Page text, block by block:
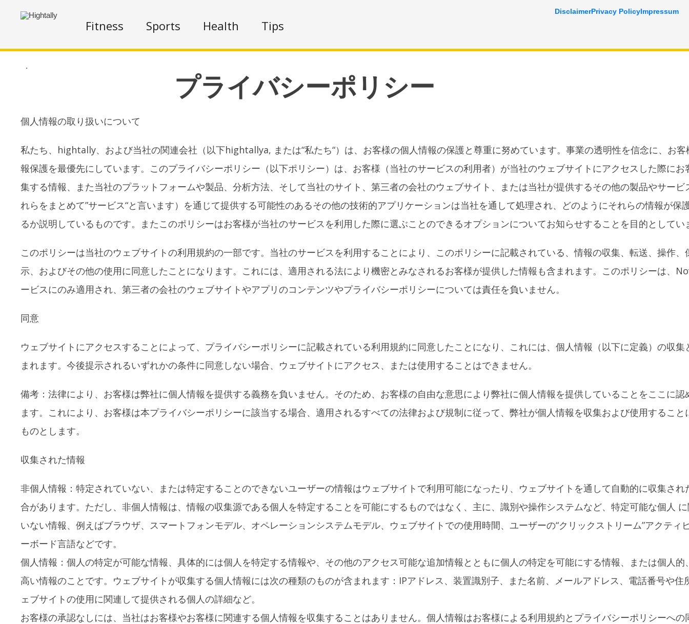
Fitness Sports Health Tips
.
プライバシーポリシー
個人情報の取り扱いについて
私たち、hightally、および当社の関連会社（以下hightallya, または“私たち“）は、お客様の個人情報の保護と尊重に努めています。事業の透明性を信念に、お客
報保護を最優先にしています。このプライバシーポリシー（以下ポリシー）は、お客様（当社のサービスの利用者）が当社のウェブサイトにアクセスした際にお
集する情報、また当社のプラットフォームや製品、分析方法、そして当社のサイト、第三者の会社のウェブサイト、または当社が提供するその他の製品やサービ
れらをまとめて”サービス“と言います）を通じて提供する可能性のあるその他の技術的アプリケーションは当社を通して処理され、どのようにそれらの情報が保
るか説明しているものです。またこのポリシーはお客様が当社のサービスを利用した際に選ぶことのできるオプションについてお知らせすることを目的としてい
このポリシーは当社のウェブサイトの利用規約の一部です。当社のサービスを利用することにより、このポリシーに記載されている、情報の収集、転送、操作、
示、およびその他の使用に同意したことになります。これには、適用される法により機密とみなされるお客様が提供した情報も含まれます。このポリシーは、
ービスにのみ適用され、第三者の会社のウェブサイトやアプリのコンテンツやプライバシーポリシーについては責任を負いません。
同意
ウェブサイトにアクセスすることによって、プライバシーポリシーに記載されている利用規約に同意したことになり、これには、個人情報（以下に定義）の収集
まれます。今後提示されるいずれかの条件に同意しない場合、ウェブサイトにアクセス、または使用することはできません。
備考：法律により、お客様は弊社に個人情報を提供する義務を負いません。そのため、お客様の自由な意思により弊社に個人情報を提供していることをここに認
ます。これにより、お客様は本プライバシーポリシーに該当する場合、適用されるすべての法律および規制に従って、弊社が個人情報を収集および使用すること
ものとします。
収集された情報
非個人情報：特定されていない、または特定することのできないユーザーの情報はウェブサイトで利用可能になったり、ウェブサイトを通して自動的に収集され
合があります。ただし、非個人情報は、情報の収集源である個人を特定することを可能にするものではなく、主に、識別や操作システムなど、特定可能な個人
いない情報、例えばブラウザ、スマートフォンモデル、オペレーションシステムモデル、ウェブサイトでの使用時間、ユーザーの“クリックストリーム”アクティ
ーボード言語などです。
個人情報：個人の特定が可能な情報、具体的には個人を特定する情報や、その他のアクセス可能な追加情報とともに個人の特定を可能にする情報、または個人的
高い情報のことです。ウェブサイトが収集する個人情報には次の種類のものが含まれます：IPアドレス、装置識別子、また名前、メールアドレス、電話番号や住
ェブサイトの使用に関連して提供される個人の詳細など。
お客様の承認なしには、当社はお客様やお客様に関連する個人情報を収集することはありません。個人情報はお客様による利用規約とプライバシーポリシーへの
DisclaimerPrivacy PolicyImpressum